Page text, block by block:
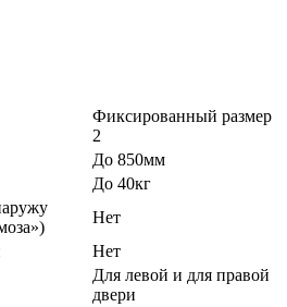
Фиксированный размер
2
До 850мм
До 40кг
Нет
Нет
Для левой и для правой
двери